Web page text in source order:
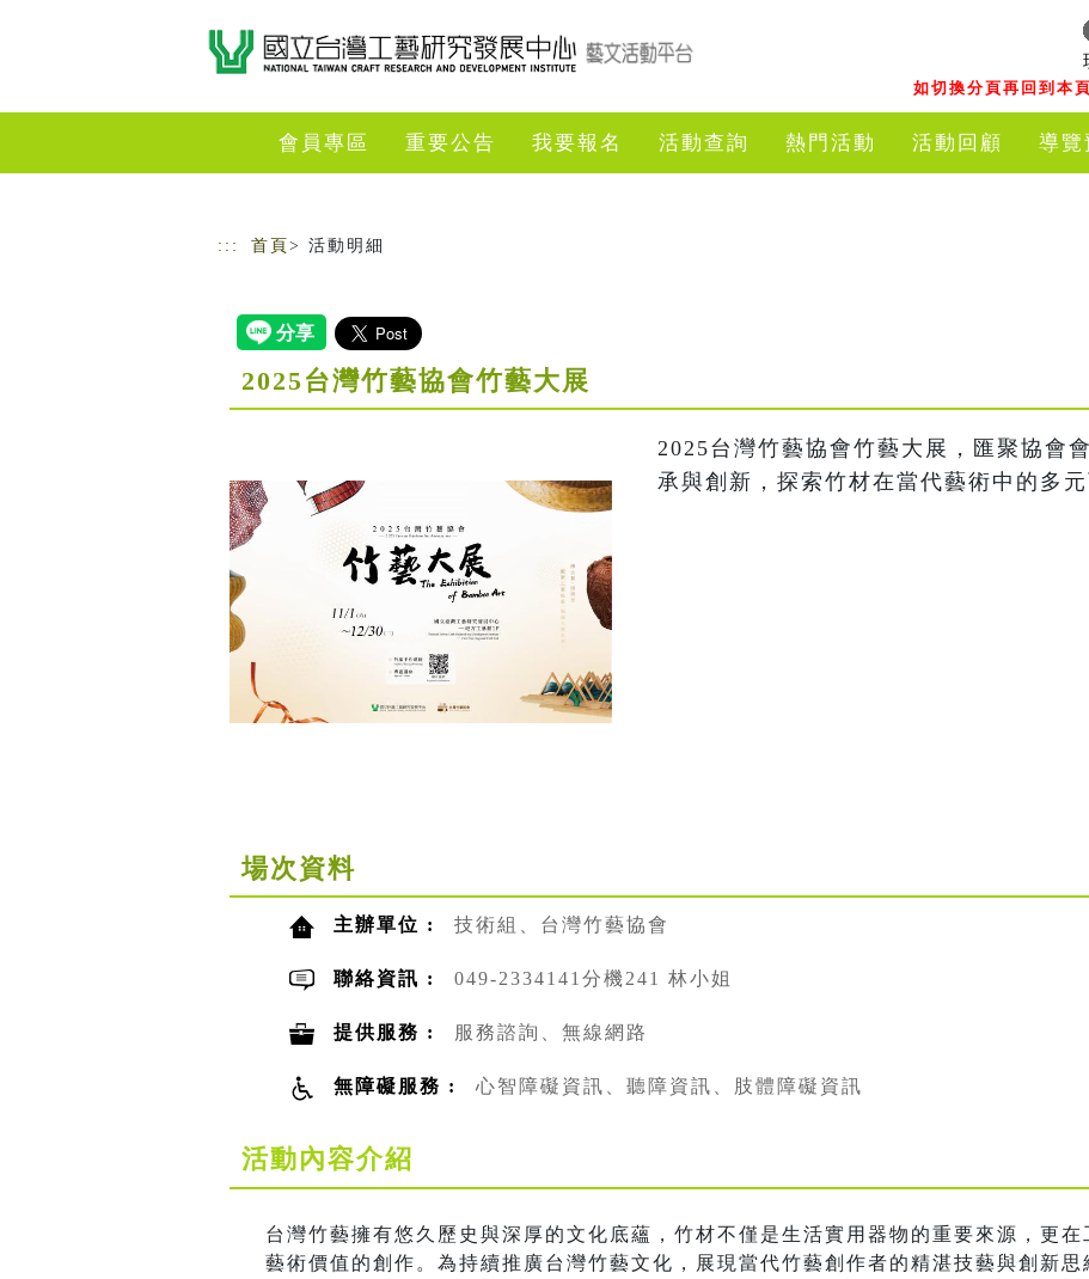
如切換分頁再回到本
會員專區 重要公告 我要報名 活動查詢 熱門活動 活動回顧 導覽
::: 首頁 > 活動明細
2025台灣竹藝協會竹藝大展
2025台灣竹藝協會竹藝大展，匯聚協會
承與創新，探索竹材在當代藝術中的多元
場次資料
主辦單位 : 技術組、台灣竹藝協會
聯絡資訊 : 049-2334141分機241 林小姐
提供服務 : 服務諮詢、無線網路
無障礙服務 : 心智障礙資訊、聽障資訊、肢體障礙資訊
活動內容介紹
台灣竹藝擁有悠久歷史與深厚的文化底蘊，竹材不僅是生活實用器物的重要來源，更
藝術價值的創作。為持續推廣台灣竹藝文化，展現當代竹藝創作者的精湛技藝與創新思